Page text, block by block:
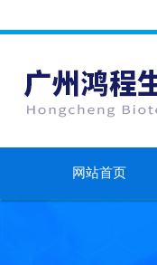
网站首页